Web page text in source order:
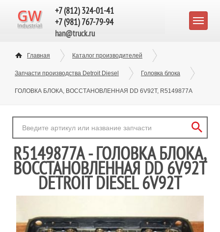
+7 (812) 324-01-41
+7 (981) 767-79-94
han@truck.ru
Главная Каталог производителей
Запчасти производства Detroit Diesel Головка блока
ГОЛОВКА БЛОКА, ВОССТАНОВЛЕННАЯ DD 6V92T, R5149877A
R5149877A - ГОЛОВКА БЛОКА,
ВОССТАНОВЛЕННАЯ DD 6V92T
DETROIT DIESEL 6V92T